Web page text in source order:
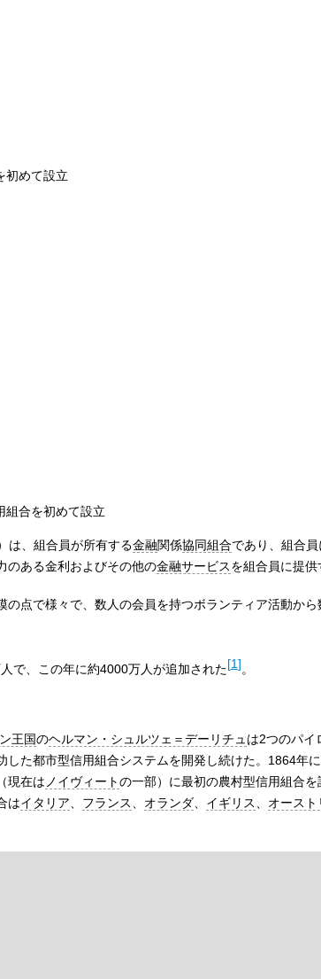
初めて設立
組合を初めて設立
は、組合員が所有する金融関係協同組合であり、組合員
のある金利およびその他の金融サービスを組合員に提供
点で様々で、数人の会員を持つボランティア活動から
で、この年に約4000万人が追加された[1]。
王国のヘルマン・シュルツェ＝デーリチュ は2つのパイ
た都市型信用組合システムを開発し続けた。1864年に
現在は ノイヴィートの一部）に最初の農村型信用組合
はイタリア フランス オランダ、 イギリス オースト